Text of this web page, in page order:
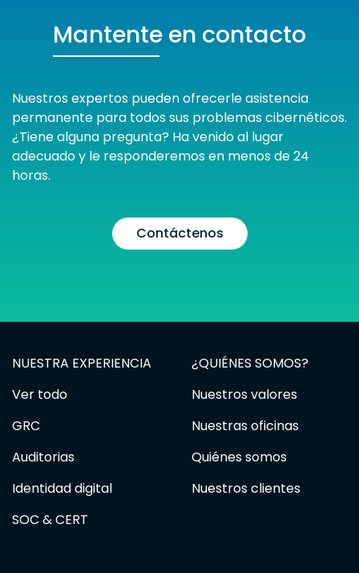
Mantente en contacto
Nuestros expertos pueden ofrecerle asistencia
permanente para todos sus problemas cibernéticos.
¿Tiene alguna pregunta? Ha venido al lugar
adecuado y le responderemos en menos de 24
horas.
Contáctenos
NUESTRA EXPERIENCIA
Ver todo
GRC
Auditorias
Identidad digital
SOC & CERT
¿QUIÉNES SOMOS?
Nuestros valores
Nuestras oficinas
Quiénes somos
Nuestros clientes